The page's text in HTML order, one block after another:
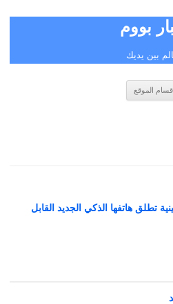
بووم
بين يديك
أقسام الموقع
تطلق هاتفها الذكي الجديد القابل